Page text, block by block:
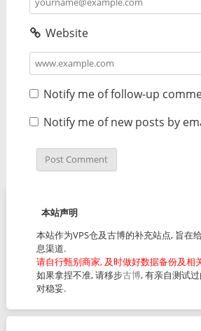
Website
Notify me of follow-up
Notify me of new posts by
本站声明
本站作为VPS仓及古博的补充站点, 旨在
息渠道.
请自行甄别商家, 及时做好数据备份及相
如果拿捏不准, 请移步古博, 有亲自测试
对稳妥.